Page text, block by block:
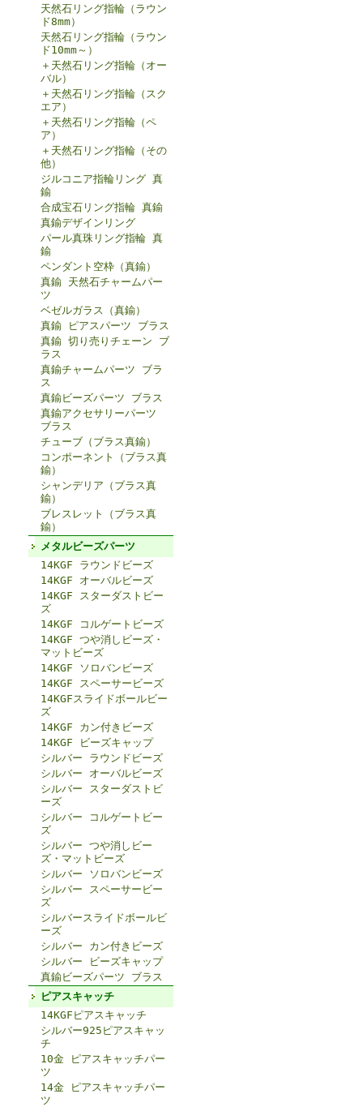
天然石リング指輪（ラウン
ド8mm）
天然石リング指輪（ラウン
ド10mm～）
＋天然石リング指輪（オー
バル）
＋天然石リング指輪（スク
エア）
＋天然石リング指輪（ペ
ア）
＋天然石リング指輪（その
他）
ジルコニア指輪リング 真
鍮
合成宝石リング指輪 真鍮
真鍮デザインリング
パール真珠リング指輪 真
鍮
ペンダント空枠（真鍮）
真鍮 天然石チャームパー
ツ
ベゼルガラス（真鍮）
真鍮 ピアスパーツ ブラス
真鍮 切り売りチェーン ブ
ラス
真鍮チャームパーツ ブラ
ス
真鍮ビーズパーツ ブラス
真鍮アクセサリーパーツ
ブラス
チューブ（ブラス真鍮）
コンポーネント（ブラス真
鍮）
シャンデリア（ブラス真
鍮）
ブレスレット（ブラス真
鍮）
メタルビーズパーツ
14KGF ラウンドビーズ
14KGF オーバルビーズ
14KGF スターダストビー
ズ
14KGF コルゲートビーズ
14KGF つや消しビーズ・
マットビーズ
14KGF ソロバンビーズ
14KGF スペーサービーズ
14KGFスライドボールビー
ズ
14KGF カン付きビーズ
14KGF ビーズキャップ
シルバー ラウンドビーズ
シルバー オーバルビーズ
シルバー スターダストビ
ーズ
シルバー コルゲートビー
ズ
シルバー つや消しビー
ズ・マットビーズ
シルバー ソロバンビーズ
シルバー スペーサービー
ズ
シルバースライドボールビ
ーズ
シルバー カン付きビーズ
シルバー ビーズキャップ
真鍮ビーズパーツ ブラス
ピアスキャッチ
14KGFピアスキャッチ
シルバー925ピアスキャッ
チ
10金 ピアスキャッチパー
ツ
14金 ピアスキャッチパー
ツ